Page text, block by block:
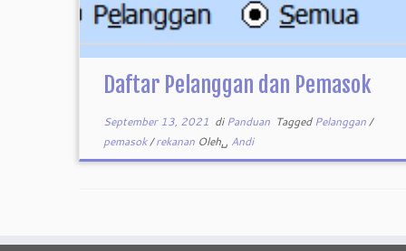
Daftar Pelanggan dan Pemasok
September 13, 2021 di Panduan Tagged Pelanggan/
pemasok/rekanan Oleh␣ Andi